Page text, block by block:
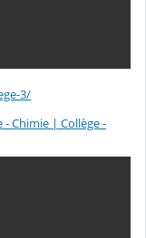
3/
Chimie | Collège -